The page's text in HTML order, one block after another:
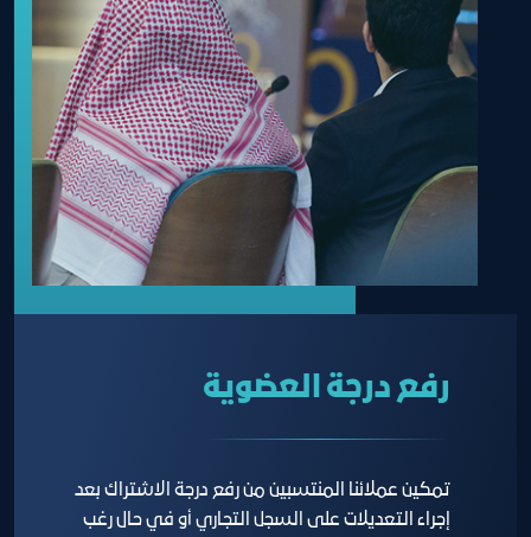
رفع درجة العضوية
تمكين عملائنا المنتسبين من رفع درجة الاشتراك بعد
إجراء التعديلات على السجل التجاري أو في حال رغب